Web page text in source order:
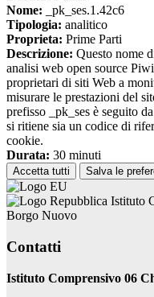
Nome: _pk_ses.1.42c6
Tipologia: analitico
Proprieta: Prime Parti
Descrizione: Questo nome
analisi web open source
proprietari di siti Web a
misurare le prestazioni del
prefisso _pk_ses è seguito
si ritiene sia un codice di
cookie.
Durata: 30 minuti
Accetta tutti Salva le
Istituto
Borgo Nuovo
Contatti
Istituto Comprensivo 06